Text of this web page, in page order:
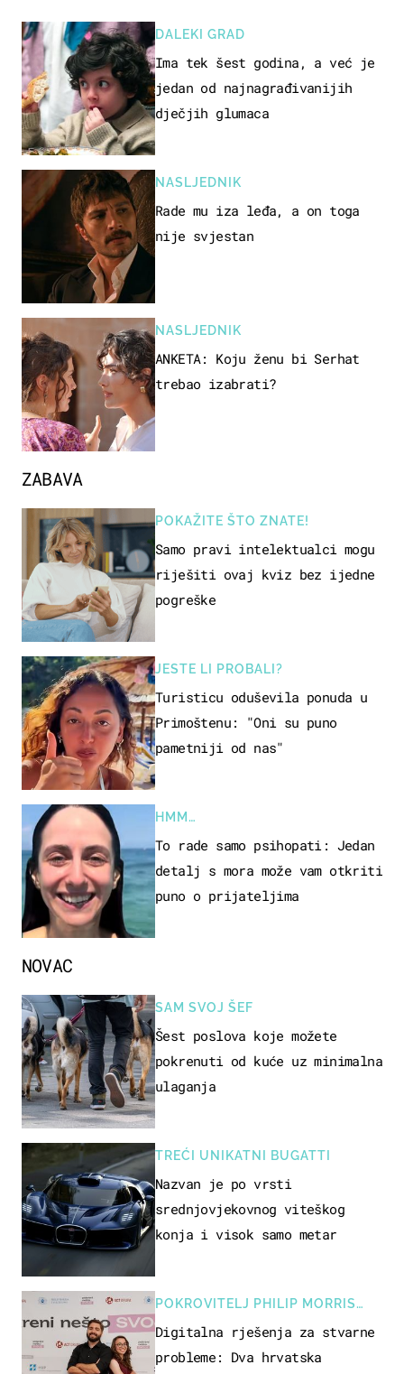
ZABAVA
POKAŽITE ŠTO ZNATE!
Samo pravi intelektualci mogu
riješiti ovaj kviz bez ijedne
pogreške
JESTE LI PROBALI?
Turisticu oduševila ponuda u
Primoštenu: "Oni su puno
pametniji od nas"
HMM…
To rade samo psihopati: Jedan
detalj s mora može vam otkriti
puno o prijateljima
DALEKI GRAD
Ima tek šest godina, a već je
jedan od najnagrađivanijih
dječjih glumaca
NASLJEDNIK
Rade mu iza leđa, a on toga
nije svjestan
NASLJEDNIK
ANKETA: Koju ženu bi Serhat
trebao izabrati?
NOVAC
SAM SVOJ ŠEF
Šest poslova koje možete
pokrenuti od kuće uz minimalna
ulaganja
TREĆI UNIKATNI BUGATTI
Nazvan je po vrsti
srednjovjekovnog viteškog
konja i visok samo metar
POKROVITELJ PHILIP MORRIS
ZAGREB
Digitalna rješenja za stvarne
probleme: Dva hrvatska